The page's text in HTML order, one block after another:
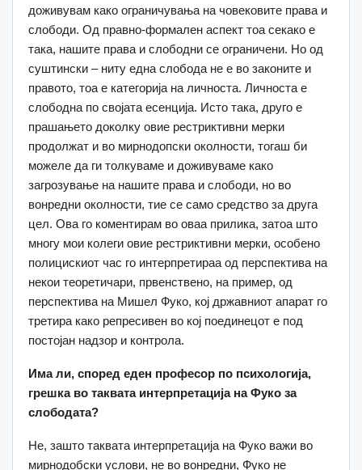
доживувам како ограничувања на човековите права и
слободи. Од правно-формален аспект тоа секако е
така, нашите права и слободни се ограничени. Но од
суштински – ниту една слобода не е во законите и
правото, тоа е категорија на личноста. Личноста е
слободна по својата есенција. Исто така, друго е
прашањето доколку овие рестриктивни мерки
продолжат и во мирнодопски околности, тогаш би
можеле да ги толкуваме и доживуваме како
загрозување на нашите права и слободи, но во
вонредни околности, тие се само средство за друга
цел. Ова го коментирам во оваа прилика, затоа што
многу мои колеги овие рестриктивни мерки, особено
полицискиот час го интерпретираа од перспектива на
некои теоретичари, првенствено, на пример, од
перспектива на Мишел Фуко, кој државниот апарат го
третира како репресивен во кој поединецот е под
постојан надзор и контрола.
Има ли, според еден професор по психологија,
грешка во таквата интерпретација на Фуко за
слободата?
Не, зашто таквата интерпретација на Фуко важи во
мирнодобски услови, не во вонредни, Фуко не